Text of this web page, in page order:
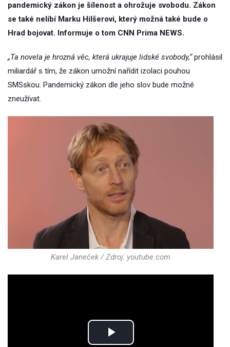
pandemický zákon je šílenost a ohrožuje svobodu. Zákon
se také nelíbí Marku Hilšerovi, který možná také bude o
Hrad bojovat. Informuje o tom CNN Prima NEWS.
„Ta novela je hrozná věc, která ukrajuje lidské svobody,“prohlásil
miliardář s tím, že zákon umožní nařídit izolaci pouhou
SMSskou. Pandemický zákon dle jeho slov bude možné
zneužívat.
Karel Janeček / Zdroj: youtube.com